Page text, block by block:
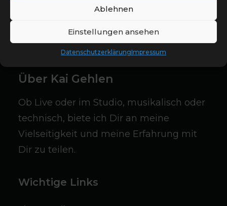
Ablehnen
Einstellungen ansehen
DatenschutzerklärungImpressum
Über Kai Gehlen
Ob Live oder im Studio, musikalisch oder
technisch, biete ich Dir an meine
Vielseitigkeit und meine Erfahrung mit
Dir zu teilen.
Wichtige Links